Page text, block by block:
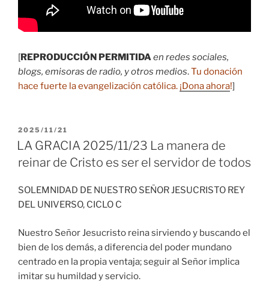
[REPRODUCCIÓN PERMITIDAen redes sociales,
blogs, emisoras de radio, y otros medios.Tu donación
hace fuerte la evangelización católica. ¡Dona ahora!]
PUBLICADO
EL
2025/11/21
LA GRACIA 2025/11/23 La manera de
reinar de Cristo es ser el servidor de todos
SOLEMNIDAD DE NUESTRO SEÑOR JESUCRISTO REY
DEL UNIVERSO, CICLO C
Nuestro Señor Jesucristo reina sirviendo y buscando el
bien de los demás, a diferencia del poder mundano
centrado en la propia ventaja; seguir al Señor implica
imitar su humildad y servicio.